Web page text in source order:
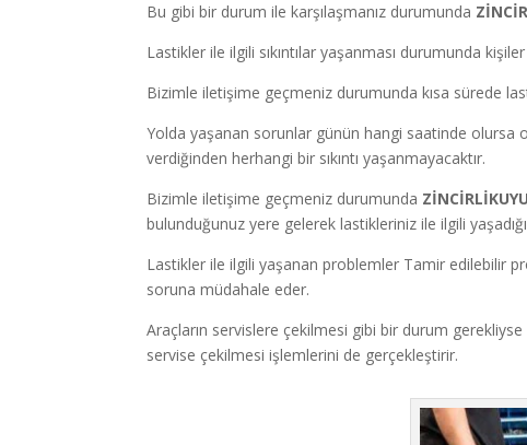
Bu gibi bir durum ile karşılaşmanız durumunda
Lastikler ile ilgili sıkıntılar yaşanması durumunda
Bizimle iletişime geçmeniz durumunda kısa sürede
Yolda yaşanan sorunlar günün hangi saatinde olursa
verdiğinden herhangi bir sıkıntı yaşanmayacaktır.
Bizimle iletişime geçmeniz durumunda
bulunduğunuz yere gelerek lastikleriniz ile ilgili
Lastikler ile ilgili yaşanan problemler Tamir edilebilir
soruna müdahale eder.
Araçların servislere çekilmesi gibi bir durum gerekliyse
servise çekilmesi işlemlerini de gerçekleştirir.